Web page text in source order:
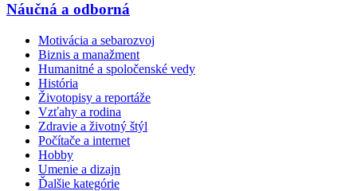
Náučná a odborná
Motivácia a sebarozvoj
Biznis a manažment
Humanitné a spoločenské vedy
História
Životopisy a reportáže
Vzťahy a rodina
Zdravie a životný štýl
Počítače a internet
Hobby
Umenie a dizajn
Ďalšie kategórie